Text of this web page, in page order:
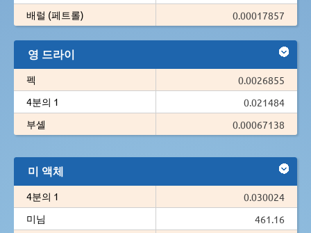
배럴 (페트롤)
0.00017857
영 드라이
펙
0.0026855
4분의 1
0.021484
부셸
0.00067138
미 액체
4분의 1
0.030024
미님
461.16